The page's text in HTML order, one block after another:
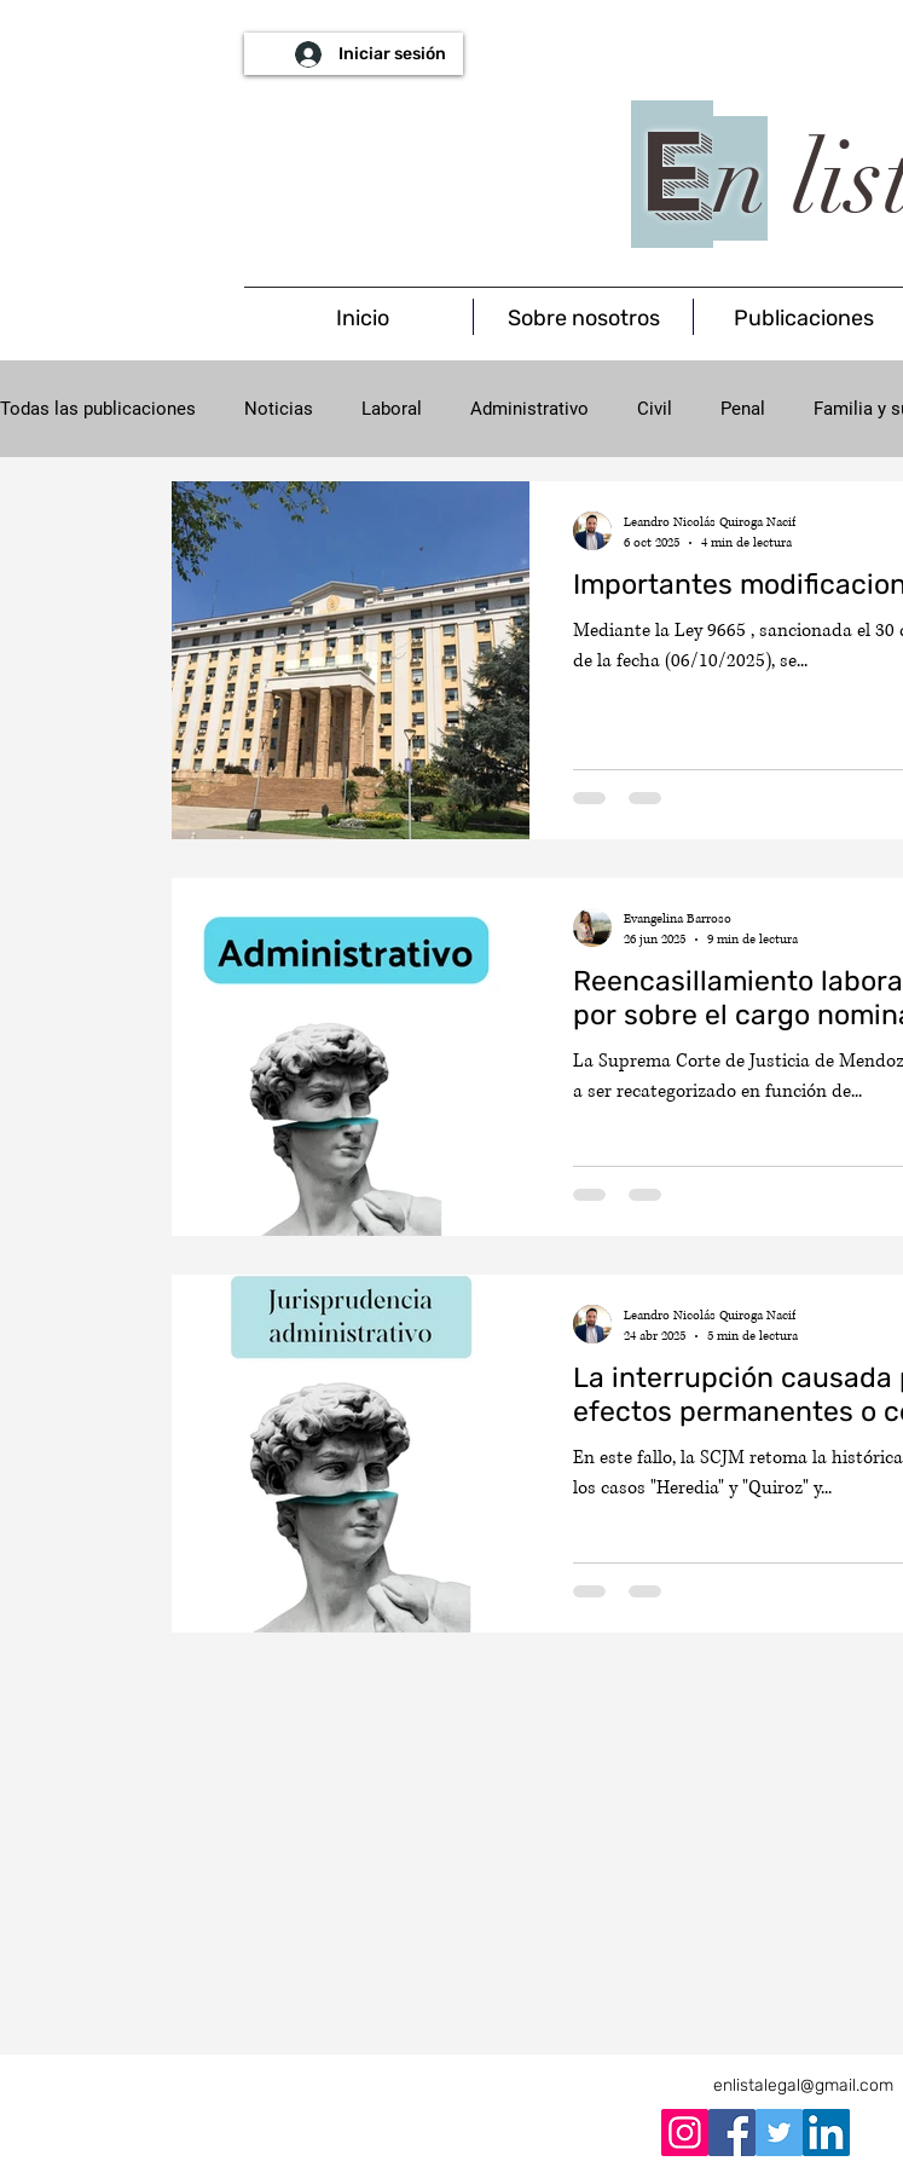
En
Iniciar sesión
Inicio Sobre nosotros Publicaciones
Todas las publicaciones Noticias Laboral Administrativo Civil Penal Familia y
Concursal Salud
Importantes
Mediante la Ley 9665 , sancionada el
de la fecha (06/10/2025), se...
Leandro Nicolás Quiroga Nacif
6 oct 2025
4 min de lectura
Reencasillamiento
por sobre el cargo
La Suprema Corte de Justicia de
a ser recategorizado en función de...
Evangelina Barroso
26 jun 2025
9 min de lectura
La interrupción
efectos permanentes o
En este fallo, la SCJM retoma la
los casos "Heredia" y "Quiroz" y...
Leandro Nicolás Quiroga Nacif
24 abr 2025
5 min de lectura
enlistalegal@gmail.com